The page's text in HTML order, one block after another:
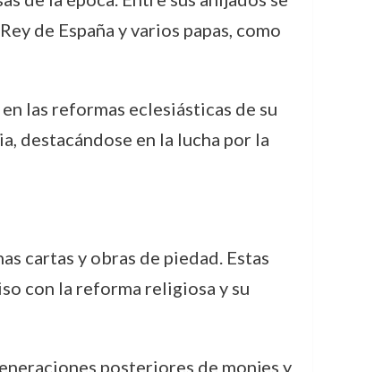
de España y varios papas, como
las reformas eclesiásticas de su
destacándose en la lucha por la
cartas y obras de piedad. Estas
con la reforma religiosa y su
posteriores de monjes y